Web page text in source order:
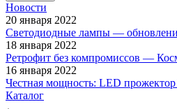
Новости
20 января 2022
Светодиодные лампы —
18 января 2022
Ретрофит без компромиссов —
16 января 2022
Честная мощность: LED
Каталог